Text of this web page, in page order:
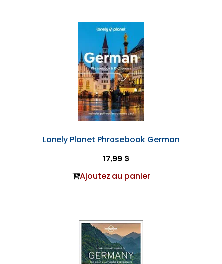
Lonely Planet Phrasebook German
17,99 $
Ajoutez au panier